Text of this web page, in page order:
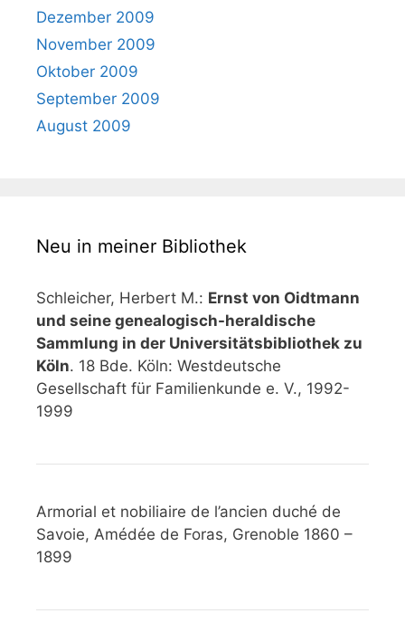
Dezember 2009
November 2009
Oktober 2009
September 2009
August 2009
Neu in meiner Bibliothek
Schleicher, Herbert M.: Ernst von Oidtmann
und seine genealogisch-heraldische
Sammlung in der Universitätsbibliothek zu
Köln. 18 Bde. Köln: Westdeutsche
Gesellschaft für Familienkunde e. V., 1992-
1999
Armorial et nobiliaire de l’ancien duché de
Savoie, Amédée de Foras, Grenoble 1860 –
1899